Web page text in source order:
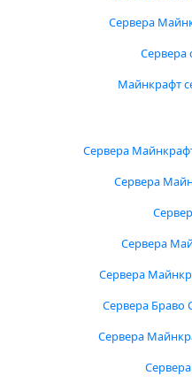
Сервера
Сервера
Майнкрафт
Сервера
Сервера
Сервера
Сервера
Сервера Браво
Сервера